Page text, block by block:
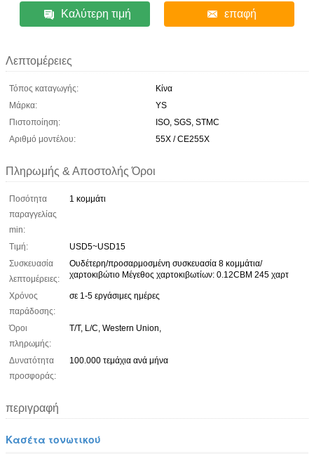
Καλύτερη τιμή επαφή
Λεπτομέρειες
Τόπος καταγωγής:
Κίνα
Μάρκα:
YS
Πιστοποίηση:
ISO, SGS, STMC
Αριθμό μοντέλου:
55X / CE255X
Πληρωμής & Αποστολής Όροι
Ποσότητα
παραγγελίας
min:
1 κομμάτι
Τιμή:
USD5~USD15
Συσκευασία
λεπτομέρειες:
Ουδέτερη/προσαρμοσμένη συσκευασία 8 κομμάτια/
χαρτοκιβώτιο Μέγεθος χαρτοκιβωτίων: 0.12CBM 245 χαρτ
Χρόνος
παράδοσης:
σε 1-5 εργάσιμες ημέρες
Όροι
πληρωμής:
T/T, L/C, Western Union,
Δυνατότητα
προσφοράς:
100.000 τεμάχια ανά μήνα
περιγραφή
Κασέτα τονωτικού